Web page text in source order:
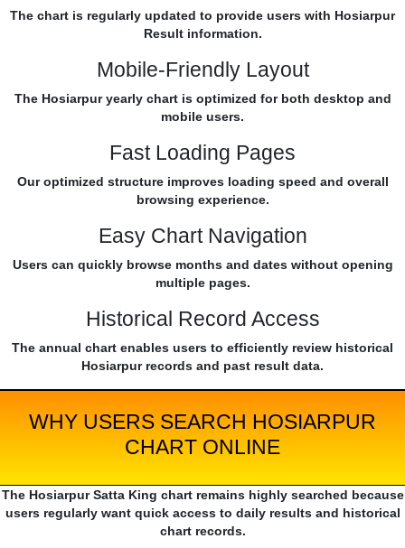
The chart is regularly updated to provide users with Hosiarpur
Result information.
Mobile-Friendly Layout
The Hosiarpur yearly chart is optimized for both desktop and
mobile users.
Fast Loading Pages
Our optimized structure improves loading speed and overall
browsing experience.
Easy Chart Navigation
Users can quickly browse months and dates without opening
multiple pages.
Historical Record Access
The annual chart enables users to efficiently review historical
Hosiarpur records and past result data.
WHY USERS SEARCH HOSIARPUR
CHART ONLINE
The Hosiarpur Satta King chart remains highly searched because
users regularly want quick access to daily results and historical
chart records.